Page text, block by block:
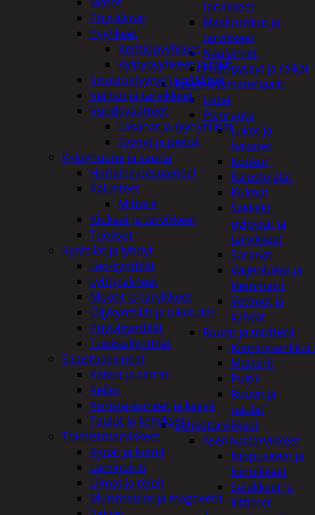
tarvikkeet
Maaliruiskut ja
tarvikkeet
Naulaimet
Pulttipyssyt ja räikät
Rakennusmateriaalit
Listat
Pienrauta
Lukot ja
hakaset
Koukut
Kalustejalat
Kulmat
Sakkelit,
pylpyrät ja
tarvikkeet
Saranat
Vaijerilukot ja
klemmarit
Vetimet ja
kahvat
Ruuvit ja mutterit
Mutterit
Pultit
Ruuvit ja
naulat
Sähkötarvikkeet
Asennustarvikkeet
Nippusiteet ja
kiinnikkeet
Sulakkeet ja
liittimet
Pöytäliinat
Pyyhkeet
Keittiöpyyhkeet
Kylpypyyhkeet ja takit
Sisustustyynyt ja päälliset
Verhot ja tarvikkeet
Vuodevaatteet
Lakanat ja tyynynlinat
Tyynyt ja peitot
Kylpyhuone ja sauna
Harjat ja pesuaineet
Kalusteet
Mittarit
Kiukaat ja tarvikkeet
Tuoksut
Kynttilät ja lyhdyt
Led-kynttilät
Lyhtytelineet
Muotit ja tarvikkeet
Öljykynttilät ja ulkotulet
Pöytäkynttilät
Tuoksukynttilät
Sisustusesineet
Kalvot ja tarrat
Kellot
Koriste-esineet ja kasvit
Taulut ja kehykset
Toimistotarvikkeet
Kynät ja kumit
Laminointi
Liimat ja teipit
Muistitaulut ja magneetit